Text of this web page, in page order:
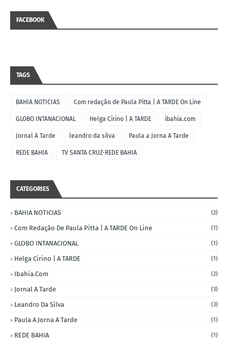
FACEBOOK
TAGS
BAHIA NOTICIAS Com redação de Paula Pitta | A TARDE On Line
GLOBO INTANACIONAL Helga Cirino | A TARDE ibahia.com
Jornal A Tarde leandro da silva Paula a Jorna A Tarde
REDE BAHIA TV SANTA CRUZ-REDE BAHIA
CATEGORIES
BAHIA NOTICIAS (2)
Com Redação De Paula Pitta | A TARDE On Line (1)
GLOBO INTANACIONAL (1)
Helga Cirino | A TARDE (1)
Ibahia.com (2)
Jornal A Tarde (3)
Leandro Da Silva (3)
Paula A Jorna A Tarde (1)
REDE BAHIA (1)